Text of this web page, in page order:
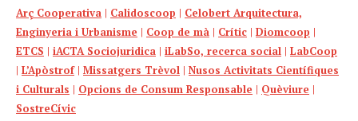
Arç Cooperativa | Calidoscoop | Celobert Arquitectura,
Enginyeria i Urbanisme | Coop de mà | Crític | Diomcoop |
ETCS | iACTA Sociojuridica | iLabSo, recerca social | LabCoop
| L’Apòstrof| Missatgers Trèvol | Nusos Activitats Científiques
i Culturals | Opcions de Consum Responsable | Quèviure |
SostreCívic